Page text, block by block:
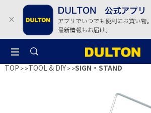
TOP >TOOL & DIY >SIGN・STAND